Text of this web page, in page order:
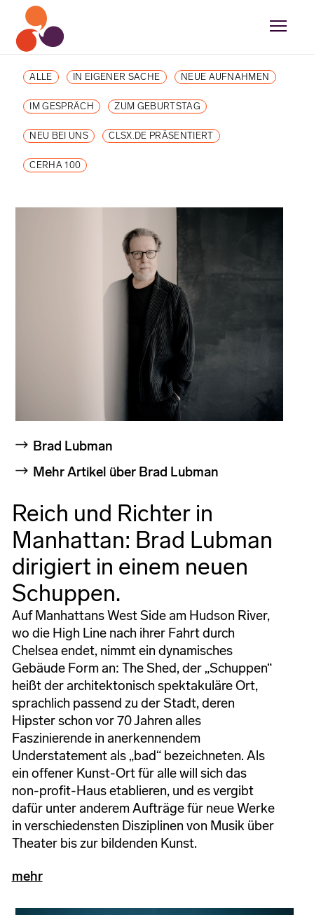
ALLE IN EIGENER SACHE NEUE AUFNAHMEN
IM GESPRÄCH ZUM GEBURTSTAG
NEU BEI UNS CLSX.DE PRÄSENTIERT
CERHA 100
Brad Lubman
Mehr Artikel über Brad Lubman
Reich und Richter in
Manhattan: Brad Lubman
dirigiert in einem neuen
Schuppen.
Auf Manhattans West Side am Hudson River,
wo die High Line nach ihrer Fahrt durch
Chelsea endet, nimmt ein dynamisches
Gebäude Form an: The Shed, der „Schuppen“
heißt der architektonisch spektakuläre Ort,
sprachlich passend zu der Stadt, deren
Hipster schon vor 70 Jahren alles
Faszinierende in anerkennendem
Understatement als „bad“ bezeichneten. Als
ein offener Kunst-Ort für alle will sich das
non-profit-Haus etablieren, und es vergibt
dafür unter anderem Aufträge für neue Werke
in verschiedensten Disziplinen von Musik über
Theater bis zur bildenden Kunst.
mehr